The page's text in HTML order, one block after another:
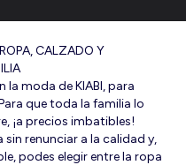
CALZADO Y
la moda de KIABI, para
que toda la familia lo
¡a precios imbatibles!
renunciar a la calidad y,
podes elegir entre la ropa